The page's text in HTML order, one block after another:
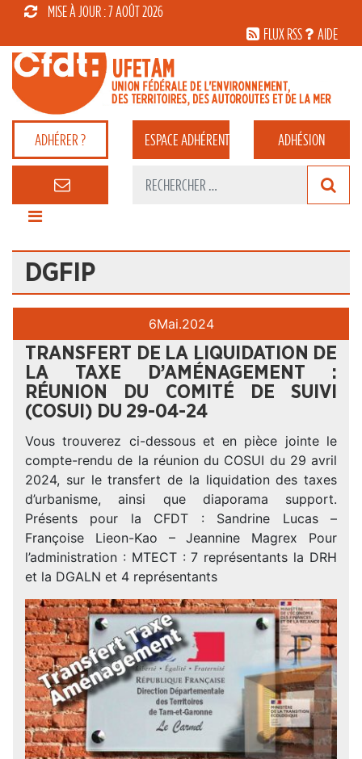
MISE À JOUR : 7 AOÛT 2026
FLUX RSS
AIDE
ADHÉRER ? ESPACEADHÉRENT ADHÉSION
DGFIP
6Mai.2024
TRANSFERT DE LA LIQUIDATION DE
LA TAXE D’AMÉNAGEMENT :
RÉUNION DU COMITÉ DE SUIVI
(COSUI) DU 29-04-24
Vous trouverez ci-dessous et en pièce jointe le
compte-rendu de la réunion du COSUI du 29 avril
2024, sur le transfert de la liquidation des taxes
d’urbanisme, ainsi que diaporama support.
Présents pour la CFDT : Sandrine Lucas –
Françoise Lieon-Kao – Jeannine Magrex Pour
l’administration : MTECT : 7 représentants la DRH
et la DGALN et 4 représentants